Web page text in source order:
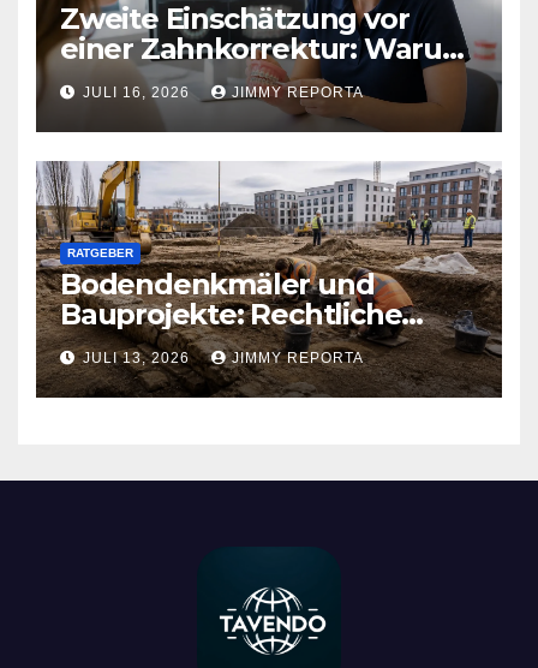
Zweite Einschätzung vor
einer Zahnkorrektur: Warum
sich ein weiterer Blick lohnen
kann
JULI 16, 2026 JIMMY REPORTA
RATGEBER
Bodendenkmäler und
Bauprojekte: Rechtliche
Pflichten und praktischer
Ablauf
JULI 13, 2026 JIMMY REPORTA